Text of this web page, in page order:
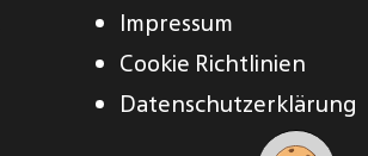
Impressum
Cookie Richtlinien
Datenschutzerklärung